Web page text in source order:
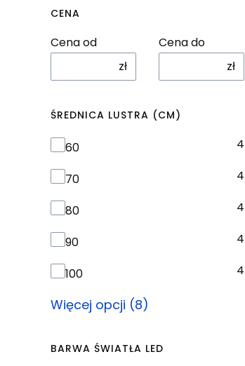
CENA
Cena od
zł
Cena do
zł
ŚREDNICA LUSTRA (CM)
Średnica lustra (cm)
60 4
70 4
80 4
90 4
100 4
Więcej opcji (8)
BARWA ŚWIATŁA LED